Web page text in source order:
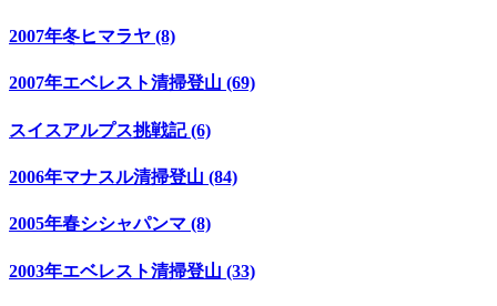
2007年冬ヒマラヤ (8)
2007年エベレスト清掃登山 (69)
スイスアルプス挑戦記 (6)
2006年マナスル清掃登山 (84)
2005年春シシャパンマ (8)
2003年エベレスト清掃登山 (33)